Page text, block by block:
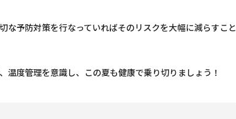
な予防対策を行なっていればそのリスクを大幅に減らすこと
温度管理を意識し、この夏も健康で乗り切りましょう！